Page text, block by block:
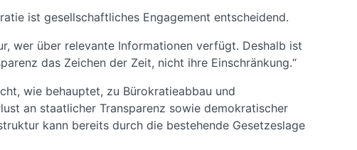
ist gesellschaftliches Engagement entscheidend.
wer über relevante Informationen verfügt. Deshalb ist
das Zeichen der Zeit, nicht ihre Einschränkung.“
wie behauptet, zu Bürokratieabbau und
an staatlicher Transparenz sowie demokratischer
kann bereits durch die bestehende Gesetzeslage